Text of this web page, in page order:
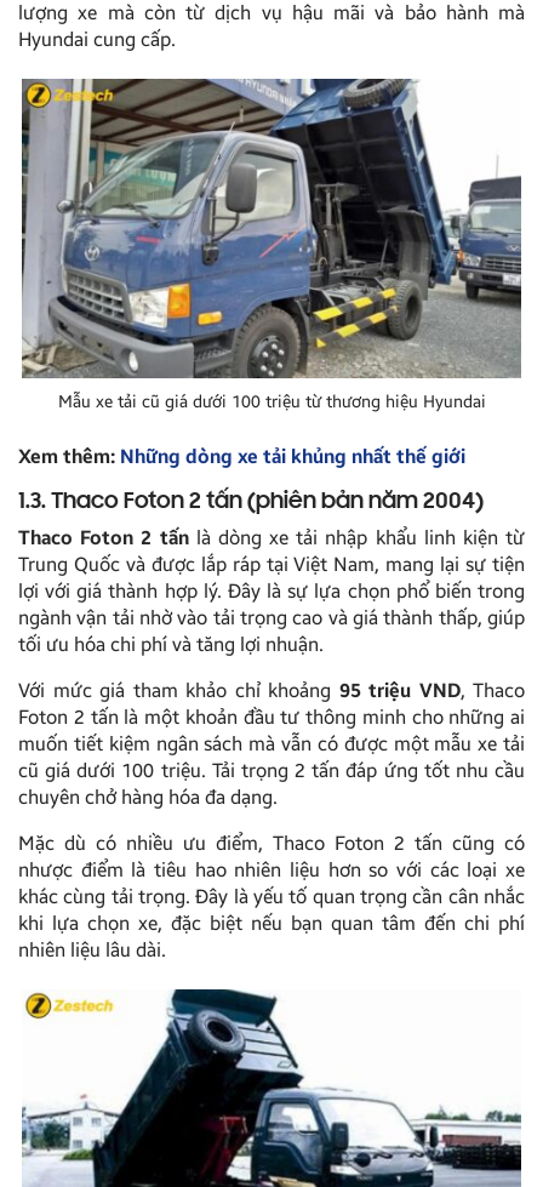
lượng xe mà còn từ dịch vụ hậu mãi và bảo hành mà
Hyundai cung cấp.
Mẫu xe tải cũ giá dưới 100 triệu từ thương hiệu Hyundai
Xem thêm: Những dòng xe tải khủng nhất thế giới
1.3. Thaco Foton 2 tấn (phiên bản năm 2004)
Thaco Foton 2 tấnlà dòng xe tải nhập khẩu linh kiện từ
Trung Quốc và được lắp ráp tại Việt Nam, mang lại sự tiện
lợi với giá thành hợp lý. Đây là sự lựa chọn phổ biến trong
ngành vận tải nhờ vào tải trọng cao và giá thành thấp, giúp
tối ưu hóa chi phí và tăng lợi nhuận.
Với mức giá tham khảo chỉ khoảng 95 triệu VND, Thaco
Foton 2 tấn là một khoản đầu tư thông minh cho những ai
muốn tiết kiệm ngân sách mà vẫn có được một mẫu xe tải
cũ giá dưới 100 triệu. Tải trọng 2 tấn đáp ứng tốt nhu cầu
chuyên chở hàng hóa đa dạng.
Mặc dù có nhiều ưu điểm, Thaco Foton 2 tấn cũng có
nhược điểm là tiêu hao nhiên liệu hơn so với các loại xe
khác cùng tải trọng. Đây là yếu tố quan trọng cần cân nhắc
khi lựa chọn xe, đặc biệt nếu bạn quan tâm đến chi phí
nhiên liệu lâu dài.